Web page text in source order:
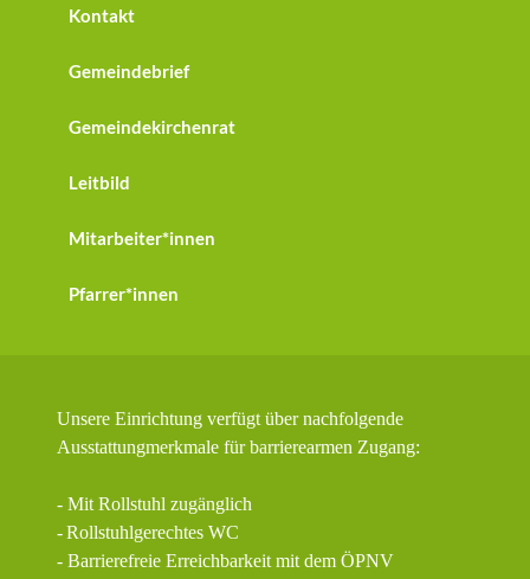
Kontakt
Gemeindebrief
Gemeindekirchenrat
Leitbild
Mitarbeiter*innen
Pfarrer*innen
Unsere Einrichtung verfügt über nachfolgende
Ausstattungmerkmale für barrierearmen Zugang:
- Mit Rollstuhl zugänglich
-Rollstuhlgerechtes WC
- Barrierefreie Erreichbarkeit mit dem ÖPNV